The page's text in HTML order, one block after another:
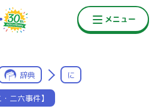
辞典 に
二六事件】